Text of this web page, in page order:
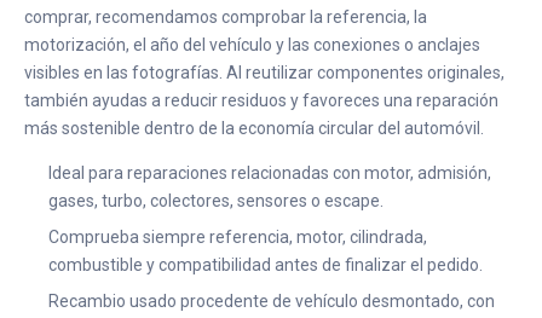
comprar, recomendamos comprobar la referencia, la
motorización, el año del vehículo y las conexiones o anclajes
visibles en las fotografías. Al reutilizar componentes originales,
también ayudas a reducir residuos y favoreces una reparación
más sostenible dentro de la economía circular del automóvil.
Ideal para reparaciones relacionadas con motor, admisión,
gases, turbo, colectores, sensores o escape.
Comprueba siempre referencia, motor, cilindrada,
combustible y compatibilidad antes de finalizar el pedido.
Recambio usado procedente de vehículo desmontado, con